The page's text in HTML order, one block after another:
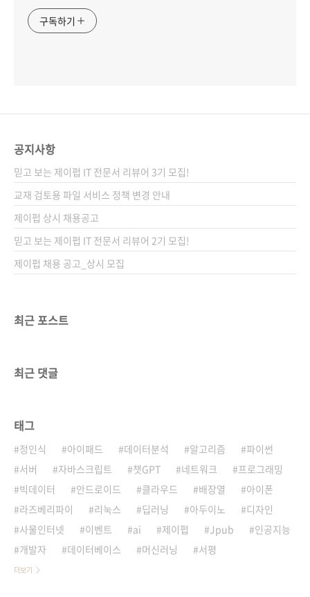
구독하기
공지사항
믿고 보는 제이펍 IT 전문서 리뷰어 3기 모집!
교재 검토용 파일 서비스 정책 변경 안내
제이펍 상시 채용공고
믿고 보는 제이펍 IT 전문서 리뷰어 2기 모집!
제이펍 채용 공고_상시 모집
최근 포스트
최근 댓글
태그
정인식 아이패드 데이터분석 알고리즘
파이썬
서버
자바스크립트 챗GPT 네트워크
프로그래밍
빅데이터
안드로이드 클라우드 배장열
아이폰
라즈베리파이
리눅스 딥러닝 아두이노
디자인
사물인터넷
이벤트 ai 제이펍 Jpub
인공지능
개발자
데이터베이스 머신러닝 서평
더보기